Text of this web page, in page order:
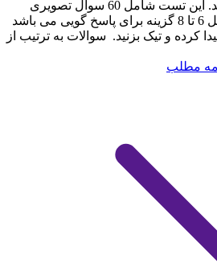
افراد 9 سال به بالا می باشد. این تست شامل 60 سوال تصویری
می باشد که هر سوال شامل 6 تا 8 گزینه برای پاسخ گویی می باشد
کرده و تیک بزنید. سوالات به ترتیب از
مطلب